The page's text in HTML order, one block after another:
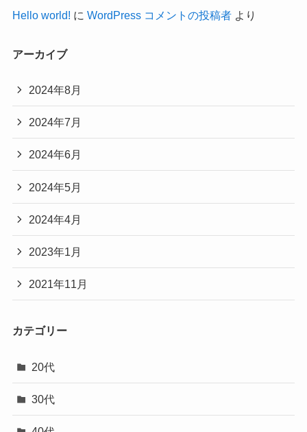
Hello world! に WordPress コメントの投稿者より
アーカイブ
2024年8月
2024年7月
2024年6月
2024年5月
2024年4月
2023年1月
2021年11月
カテゴリー
20代
30代